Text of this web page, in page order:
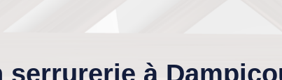
serrurerie à